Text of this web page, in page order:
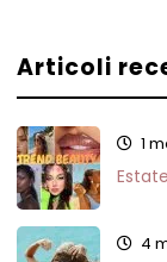
Articoli
1
4